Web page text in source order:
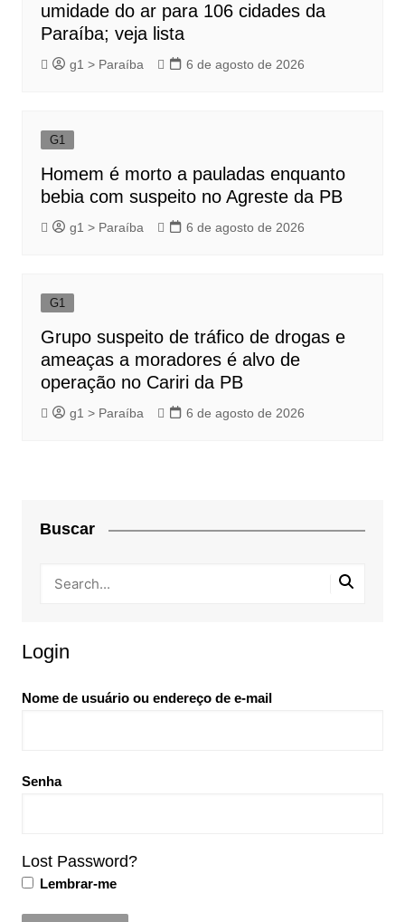
umidade do ar para 106 cidades da
Paraíba; veja lista
g1 > Paraíba 6 de agosto de 2026
G1
Homem é morto a pauladas enquanto
bebia com suspeito no Agreste da PB
g1 > Paraíba 6 de agosto de 2026
G1
Grupo suspeito de tráfico de drogas e
ameaças a moradores é alvo de
operação no Cariri da PB
g1 > Paraíba 6 de agosto de 2026
Buscar
Login
Nome de usuário ou endereço de e-mail
Senha
Lost Password?
Lembrar-me